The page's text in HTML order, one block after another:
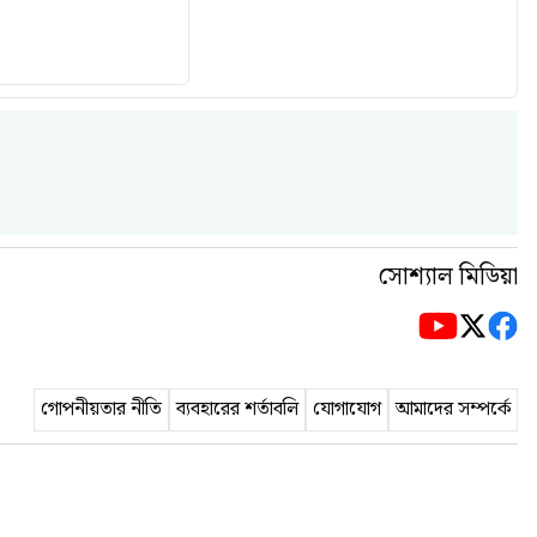
সোশ্যাল মিডিয়া
গোপনীয়তার নীতি ব্যবহারের শর্তাবলি যোগাযোগ আমাদের সম্পর্কে